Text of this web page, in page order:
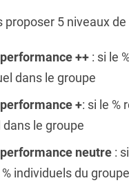
proposer 5 niveaux
performance ++: si le
dans le groupe
performance +: si le %
le groupe
performance neutre:
individuels du